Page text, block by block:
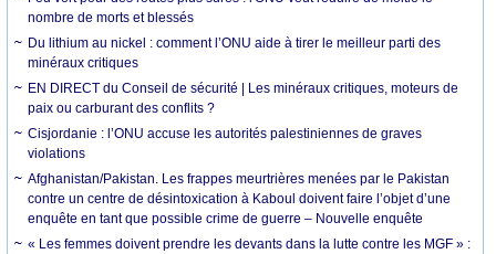
nombre de morts et blessés
Du lithium au nickel : comment l’ONU aide à tirer le meilleur parti des
minéraux critiques
EN DIRECT du Conseil de sécurité | Les minéraux critiques, moteurs de
paix ou carburant des conflits ?
Cisjordanie : l’ONU accuse les autorités palestiniennes de graves
violations
Afghanistan/Pakistan. Les frappes meurtrières menées par le Pakistan
contre un centre de désintoxication à Kaboul doivent faire l’objet d’une
enquête en tant que possible crime de guerre – Nouvelle enquête
« Les femmes doivent prendre les devants dans la lutte contre les MGF » :